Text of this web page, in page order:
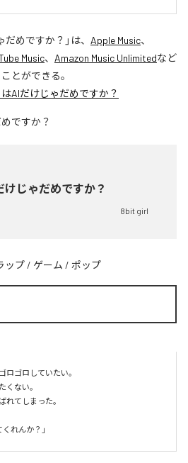
だめですか？ 」は、 Apple Music、
Music、 Amazon Music Unlimitedなど
とができる。
AIだけじゃだめですか？
けじゃだめですか？
8bit girl
ップ / ゲーム / ポップ
ロゴロしていたい。
くない。
れてしまった。